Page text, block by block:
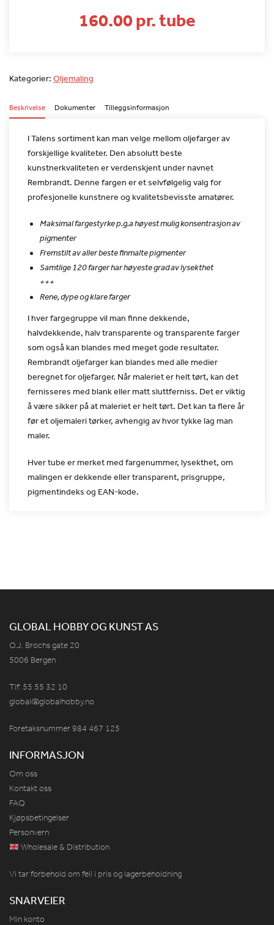
160.00 pr. tube
Kategorier: Oljemaling
Beskrivelse Dokumenter Tilleggsinformasjon
I Talens sortiment kan man velge mellom oljefarger av
forskjellige kvaliteter. Den absolutt beste
kunstnerkvaliteten er verdenskjentunder navnet
Rembrandt. Denne fargen er et selvfølgelig valg for
profesjonelle kunstnere og kvalitetsbevisste amatører.
Maksimal fargestyrke p.g.a høyest mulig konsentrasjon av
pigmenter
Fremstilt av aller beste finmalte pigmenter
Samtlige 120 farger har høyeste grad av lysekthet
+++
Rene, dype og klare farger
I hver fargegruppe vil man finne dekkende,
halvdekkende, halvtransparente og transparente farger
som også kan blandes med megetgode resultater.
Rembrandt oljefarger kan blandes med alle medier
beregnet for oljefarger. Når maleriet er helt tørt, kan det
fernisseres med blank eller matt sluttferniss. Det er viktig
å være sikker på at maleriet er helt tørt. Det kan ta flere år
før etoljemaleri tørker, avhengig av hvor tykke lag man
maler.
Hver tube er merket med fargenummer, lysekthet, om
malingen erdekkende eller transparent, prisgruppe,
pigmentindeks og EAN-kode.
GLOBAL HOBBY OG KUNST AS
O.J. Brochs gate 20
5006 Bergen
Tlf: 55 55 32 10
global@globalhobby.no
Foretaksnummer 984 467 125
INFORMASJON
Om oss
Kontakt oss
FAQ
Kjøpsbetingelser
Personvern
Wholesale & Distribution
Vi tar forbehold om feil i pris og lagerbeholdning
SNARVEIER
Min konto